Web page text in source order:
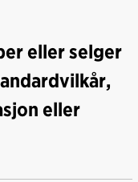
eller selger
eller